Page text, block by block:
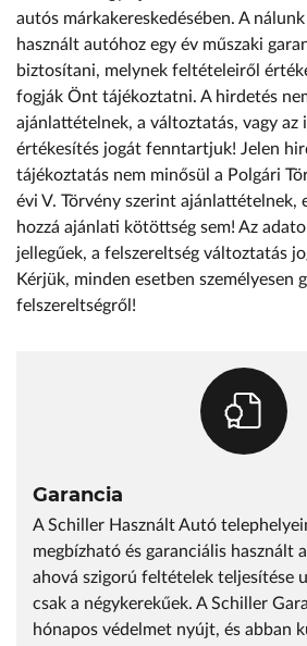
autós márkakereskedésében. A
használt autóhoz egy év műszaki
biztosítani, melynek feltételeiről
fogják Önt tájékoztatni. A hirdetés
ajánlattételnek, a változtatás, vagy az
értékesítés jogát fenntartjuk! Jelen
tájékoztatás nem minősül a Polgári
évi V. Törvény szerint ajánlattételnek,
hozzá ajánlati kötöttség sem! Az
jellegűek, a felszereltség változtatás
Kérjük, minden esetben személyesen
felszereltségről!
Garancia
A Schiller Használt Autó
megbízható és garanciális használt
ahová szigorú feltételek teljesítése
csak a négykerekűek. A Schiller
hónapos védelmet nyújt, és abban